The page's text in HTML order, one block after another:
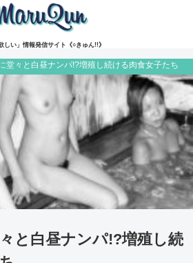
しい」情報発信サイト《○きゅん!!》
堂々と白昼ナンパ!?増殖し続ける肉食女子たち
と白昼ナンパ!?増殖し続